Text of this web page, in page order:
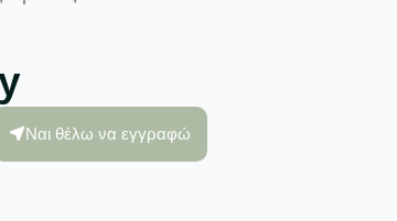
Ναι θέλω να εγγραφώ